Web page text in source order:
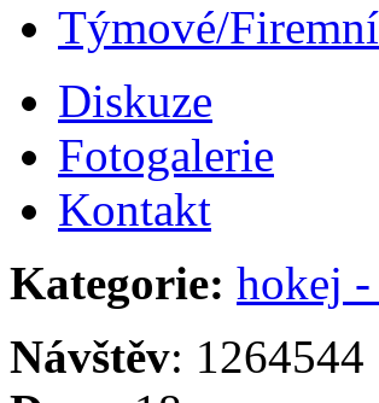
Týmové/
Diskuze
Fotogalerie
Kontakt
Kategorie: hokej
Návštěv: 1264544